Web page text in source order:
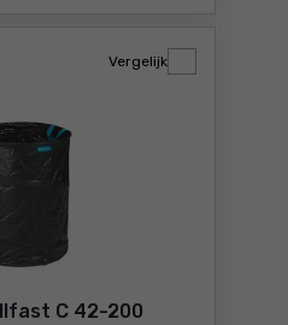
C 42-200
Vergelijk